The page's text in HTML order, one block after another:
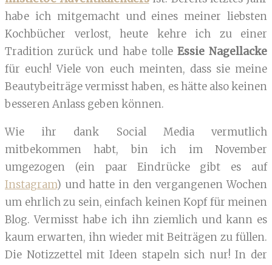
habe ich mitgemacht und eines meiner liebsten
Kochbücher verlost, heute kehre ich zu einer
Tradition zurück und habe tolle Essie Nagellacke
für euch! Viele von euch meinten, dass sie meine
Beautybeiträge vermisst haben, es hätte also keinen
besseren Anlass geben können.
Wie ihr dank Social Media vermutlich
mitbekommen habt, bin ich im November
umgezogen (ein paar Eindrücke gibt es auf
Instagram) und hatte in den vergangenen Wochen
um ehrlich zu sein, einfach keinen Kopf für meinen
Blog. Vermisst habe ich ihn ziemlich und kann es
kaum erwarten, ihn wieder mit Beiträgen zu füllen.
Die Notizzettel mit Ideen stapeln sich nur! In der